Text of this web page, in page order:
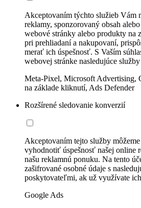
Akceptovaním týchto služieb Vám
reklamy, sponzorovaný obsah
webové stránky alebo produkty na
pri prehliadaní a nakupovaní,
merať ich úspešnosť. S Vaším
webovej stránke nasledujúce
Meta-Pixel, Microsoft Advertising,
na základe kliknutí, Ads Defender
Rozšírené sledovanie konverzií
Akceptovaním tejto služby
vyhodnotiť úspešnosť našej online
našu reklamnú ponuku. Na tento
zašifrované osobné údaje s
poskytovateľmi, ak už využívate
Google Ads